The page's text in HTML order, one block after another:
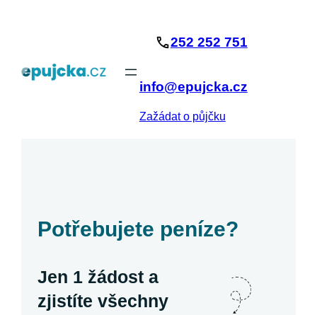
252 252 751
info@epujcka.cz
Zažádat o půjčku
Potřebujete peníze?
Jen 1 žádost a
zjistíte všechny